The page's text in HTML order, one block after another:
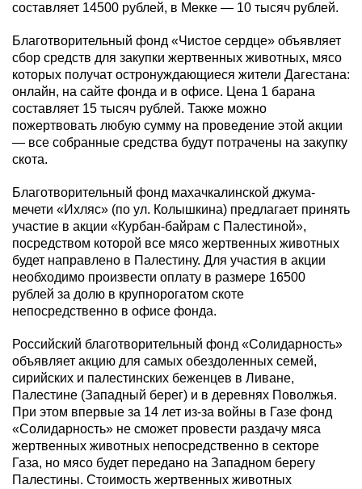
составляет 14500 рублей, в Мекке — 10 тысяч рублей.
Благотворительный фонд «Чистое сердце» объявляет
сбор средств для закупки жертвенных животных, мясо
которых получат остронуждающиеся жители Дагестана:
онлайн, на сайте фонда и в офисе. Цена 1 барана
составляет 15 тысяч рублей. Также можно
пожертвовать любую сумму на проведение этой акции
— все собранные средства будут потрачены на закупку
скота.
Благотворительный фонд махачкалинской джума-
мечети «Ихляс» (по ул. Колышкина) предлагает принять
участие в акции «Курбан-байрам с Палестиной»,
посредством которой все мясо жертвенных животных
будет направлено в Палестину. Для участия в акции
необходимо произвести оплату в размере 16500
рублей за долю в крупнорогатом скоте
непосредственно в офисе фонда.
Российский благотворительный фонд «Солидарность»
объявляет акцию для самых обездоленных семей,
сирийских и палестинских беженцев в Ливане,
Палестине (Западный берег) и в деревнях Поволжья.
При этом впервые за 14 лет из-за войны в Газе фонд
«Солидарность» не сможет провести раздачу мяса
жертвенных животных непосредственно в секторе
Газа, но мясо будет передано на Западном берегу
Палестины. Стоимость жертвенных животных